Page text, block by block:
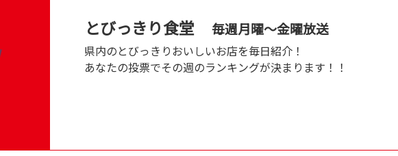
とびっきり食堂 毎週月曜～金曜放送
県内のとびっきりおいしいお店を毎日紹介！
あなたの投票でその週のランキングが決まります！！